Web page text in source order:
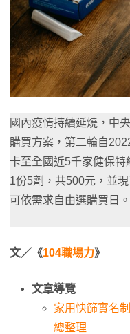
國內疫情持續延燒，中
購買方案，第二輪自
卡至全國近5千家健保特
1份5劑，共500元，並
可依需求自由選購買日。
文／《104職場力》
文章導覽
家用快篩實名
總整理